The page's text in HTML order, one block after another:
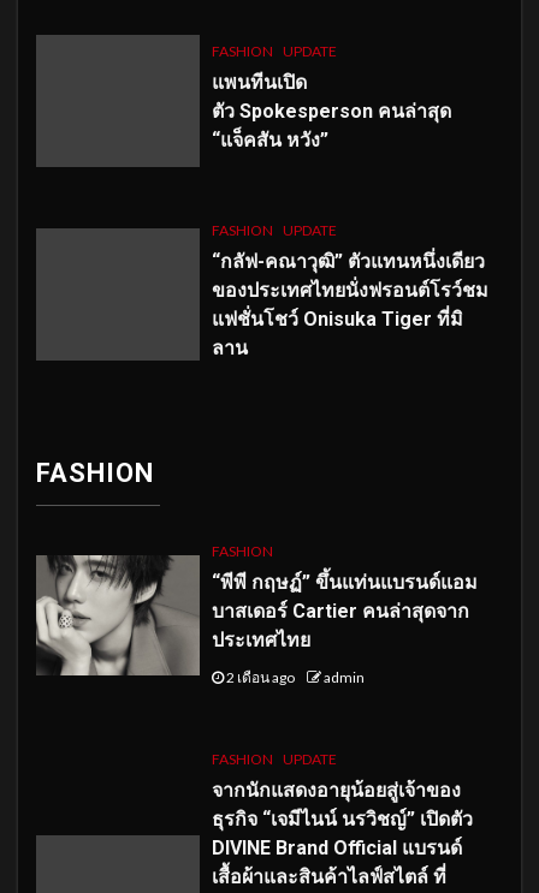
FASHION UPDATE
แพนทีนเปิด
ตัว Spokesperson คนล่าสุด
“แจ็คสัน หวัง”
FASHION UPDATE
“กลัฟ-คณาวุฒิ” ตัวแทนหนึ่งเดียว
ของประเทศไทยนั่งฟรอนต์โรว์ชม
แฟชั่นโชว์ Onisuka Tiger ที่มิ
ลาน
FASHION
FASHION
“พีพี กฤษฏ์” ขึ้นแท่นแบรนด์แอม
บาสเดอร์ Cartier คนล่าสุดจาก
ประเทศไทย
2 เดือน ago admin
FASHION UPDATE
จากนักแสดงอายุน้อยสู่เจ้าของ
ธุรกิจ “เจมีไนน์ นรวิชญ์” เปิดตัว
DIVINE Brand Official แบรนด์
เสื้อผ้าและสินค้าไลฟ์สไตล์ ที่